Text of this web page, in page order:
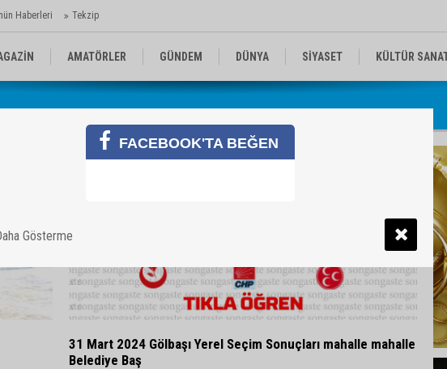
Haberleri Tekzip
AMATÖRLER GÜNDEM DÜNYA SİYASET KÜLTÜR
31 Mart 2024 Gölbaşı Yerel Seçim Sonuçları mahalle mahalle
Belediye Baş
FACEBOOK'TA BEĞEN
Gösterme